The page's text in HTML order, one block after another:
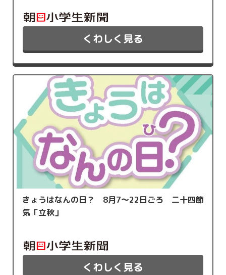
くわしく見る
きょうはなんの日？ 8月7～22日ごろ 二十四節
気「立秋」
くわしく見る